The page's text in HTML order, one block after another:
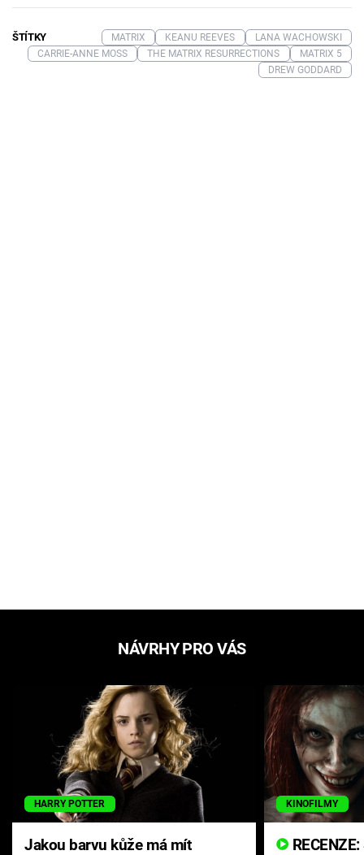
ŠTÍTKY MATRIX KEANU REEVES
LANA WACHOWSKI
CARRIE-ANNE MOSS
THE MATRIX RESURRECTIONS
MATRIX 5
DREW GODDARD
NÁVRHY PRO VÁS
HARRY POTTER
Jakou barvu kůže má mít
KINOFILMY